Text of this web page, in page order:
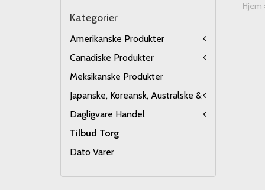
Kategorier
Amerikanske Produkter
Canadiske Produkter
Meksikanske Produkter
Japanske, Koreansk, Australske &
Dagligvare Handel
Tilbud Torg
Dato Varer
Hjem